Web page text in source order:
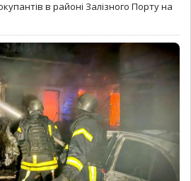
в районі Залізного Порту на